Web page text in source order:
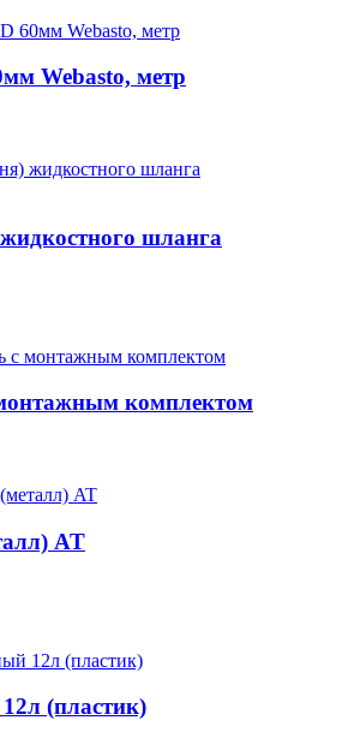
Webasto, метр
шланга
комплектом
AT
(пластик)